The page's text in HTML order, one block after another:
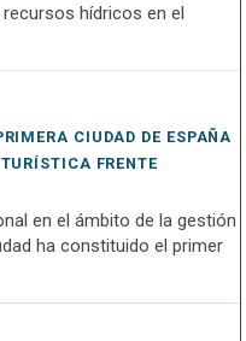
hídricos en el
CIUDAD DE ESPAÑA
FRENTE
en el ámbito de la gestión
ha constituido el primer